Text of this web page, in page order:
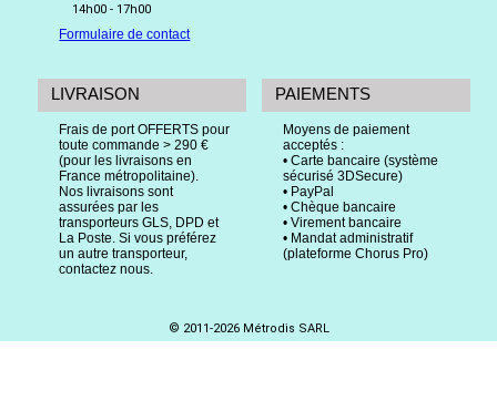
14h00 - 17h00
Formulaire de contact
LIVRAISON
Frais de port OFFERTS pour
toute commande > 290 €
(pour les livraisons en
France métropolitaine).
Nos livraisons sont
assurées par les
transporteurs GLS, DPD et
La Poste. Si vous préférez
un autre transporteur,
contactez nous.
PAIEMENTS
Moyens de paiement
acceptés :
• Carte bancaire (système
sécurisé 3DSecure)
• PayPal
• Chèque bancaire
• Virement bancaire
• Mandat administratif
(plateforme Chorus Pro)
© 2011-2026 Métrodis SARL